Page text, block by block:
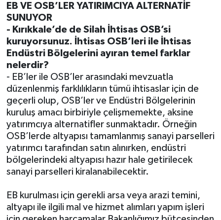
EB VE OSB’LER YATIRIMCIYA ALTERNATİF
SUNUYOR
- Kırıkkale’de de Silah İhtisas OSB’si
kuruyorsunuz. İhtisas OSB’leri ile İhtisas
Endüstri Bölgelerini ayıran temel farklar
nelerdir?
- EB’ler ile OSB’ler arasındaki mevzuatla
düzenlenmiş farklılıkların tümü ihtisaslar için de
geçerli olup, OSB’ler ve Endüstri Bölgelerinin
kuruluş amacı birbiriyle çelişmemekte, aksine
yatırımcıya alternatifler sunmaktadır. Örneğin
OSB’lerde altyapısı tamamlanmış sanayi parselleri
yatırımcı tarafından satın alınırken, endüstri
bölgelerindeki altyapısı hazır hale getirilecek
sanayi parselleri kiralanabilecektir.
EB kurulması için gerekli arsa veya arazi temini,
altyapı ile ilgili mal ve hizmet alımları yapım işleri